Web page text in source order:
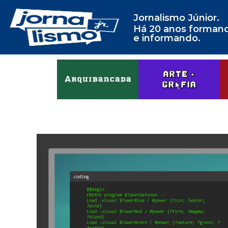
Jornalismo Júnior.
Há 20 anos
e informando.